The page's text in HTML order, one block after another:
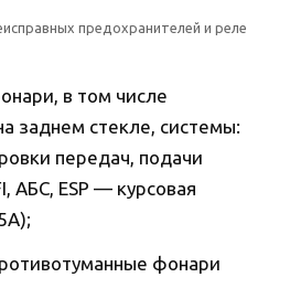
предохранителей и реле
в том числе
заднем стекле, системы:
передач, подачи
АБС, ESP — курсовая
фонари